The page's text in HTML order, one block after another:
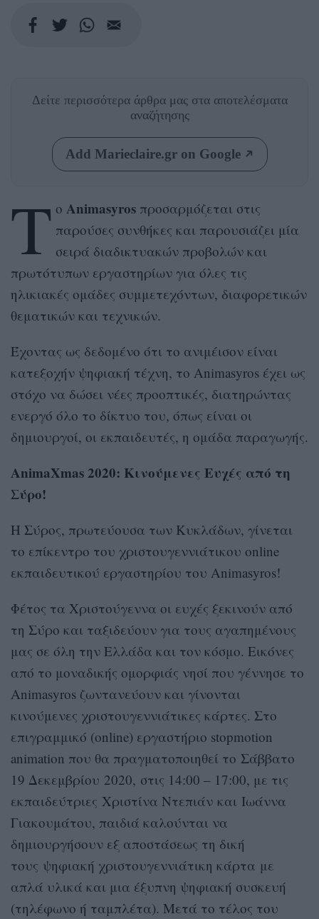
Δείτε περισσότερα άρθρα μας στα αποτελέσματα
αναζήτησης
Add Marieclaire.gr on Google
Τ ο Animasyrosπροσαρμόζεται στις
παρούσες συνθήκες και παρουσιάζει μία
σειρά διαδικτυακών προβολών και
πρωτότυπων εργαστηρίων για όλες τις
ηλικιακές ομάδες συμμετεχόντων, διαφορετικών
θεματικών και τεχνικών.
Έχοντας ως δεδομένο ότι το ανιμέισον είναι
κατεξοχήν ψηφιακή τέχνη, το Animasyros έχει ως
στόχο να δώσει νέες προοπτικές, διατηρώντας
ενεργό όλο το δίκτυο του, όπως είναι οι
δημιουργοί, οι εκπαιδευτές, η ομάδα παραγωγής.
AnimaXmas 2020: Κινούμενες Ευχές από τη
Σύρο!
Η Σύρος, πρωτεύουσα των Κυκλάδων, γίνεται
το επίκεντρο του χριστουγεννιάτικου online
εκπαιδευτικού εργαστηρίου του Animasyros!
Φέτος τα Χριστούγεννα οι ευχές ξεκινούν από
τη Σύρο και ταξιδεύουν για τους αγαπημένους
μας σε όλη την Ελλάδα και τον κόσμο. Εικόνες
από το μοναδικής ομορφιάς νησί που γέννησε το
Animasyros ζωντανεύουν και γίνονται
κινούμενες χριστουγεννιάτικες κάρτες. Στο
επιγραμμικό (online) εργαστήριο stopmotion
animation που θα πραγματοποιηθεί το Σάββατο
19 Δεκεμβρίου 2020, στις 14:00 – 17:00, με τις
εκπαιδεύτριες Χριστίνα Ντεπιάν και Ιωάννα
Γιακουμάτου, παιδιά καλούνται να
δημιουργήσουν εξ αποστάσεως τη δική
τους ψηφιακή χριστουγεννιάτικη κάρτα με
απλά υλικά και μια έξυπνη ψηφιακή συσκευή
(τηλέφωνο ή ταμπλέτα). Μετά το τέλος του